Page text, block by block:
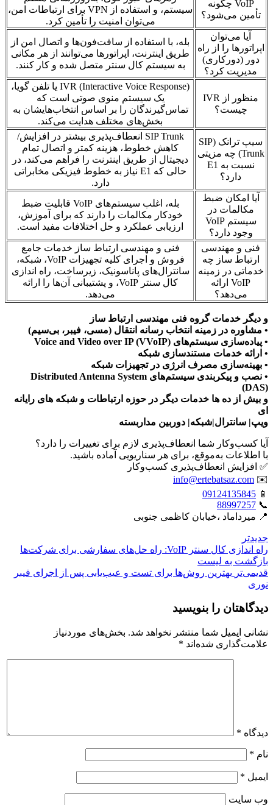
VoIP چگونه
تأمین می‌شود؟
سیستم، و استفاده از VPN برای ارتباطات امن،
می‌توان امنیت را تأمین کرد.
آیا می‌توان
اپراتورها را از راه
دور (دورکاری)
مدیریت کرد؟
بله، با استفاده از سافت‌فون‌ها و اتصال امن از
طریق اینترنت، اپراتورها می‌توانند از هر مکانی
به سیستم کال سنتر متصل شده و کار کنند.
منظور از IVR
چیست؟
IVR (Interactive Voice Response) یا تلفن گویا،
یک سیستم منوی صوتی است که
تماس‌گیرندگان را بر اساس انتخاب‌هایشان به
بخش‌های مختلف هدایت می‌کند.
سیپ ترانک (SIP
Trunk) چه مزیتی
نسبت به E1
دارد؟
SIP Trunk انعطاف‌پذیری بیشتر در افزایش/
کاهش خطوط، هزینه کمتر و اتصال تمام
دیجیتال از طریق اینترنت را فراهم می‌کند، در
حالی که E1 نیاز به خطوط فیزیکی مخابراتی
دارد.
آیا امکان ضبط
مکالمات در
سیستم VoIP
وجود دارد؟
بله، اغلب سیستم‌های VoIP قابلیت ضبط
خودکار مکالمات را دارند که برای آموزش،
ارزیابی عملکرد و حل اختلافات مفید است.
فنی و مهندسی
ارتباط ساز چه
خدماتی در زمینه
VoIP ارائه
می‌دهد؟
فنی و مهندسی ارتباط ساز خدمات جامع
فروش و اجرای کلیه تجهیزات VoIP، شبکه،
سانترال‌های پاناسونیک، زیرساخت، راه اندازی
کال سنتر VoIP، و پشتیبانی آن‌ها را ارائه
می‌دهد.
و دیگر خدمات گروه فنی مهندسی ارتباط ساز
• مشاوره در زمینه انتخاب رسانه انتقال (مسی، فیبر، بی‌سیم)
• پیاده‌سازی سیستم‌های Voice and Video over IP (VVoIP)
• ارائه خدمات مستندسازی شبکه
• بهینه‌سازی مصرف انرژی در تجهیزات شبکه
• نصب و پیکربندی سیستم‌های Distributed Antenna System
(DAS)
و بیش از ده ها خدمات دیگر در حوزه ارتباطات و شبکه های رایانه
ای
ویپ| سانترال|شبکه| دوربین مداربسته
آیا کسب‌وکار شما انعطاف‌پذیری لازم برای تغییرات را دارد؟
با اطلاعات به‌موقع، برای هر سناریویی آماده باشید.
✅ افزایش انعطاف‌پذیری کسب‌وکار
✉️
info@ertebatsaz.com
📱
09124135845
📞
88997257
📍 میرداماد ،خیابان کاظمی جنوبی
جدیدتر
راه اندازی کال سنتر VoIP: راه حل‌های سفارشی برای شرکت‌ها
بازگشت بە لیست
قدیمی‌تر بهترین روش‌ها برای تست و عیب‌یابی پس از اجرای فیبر
نوری
دیدگاهتان را بنویسید
نشانی ایمیل شما منتشر نخواهد شد. بخش‌های موردنیاز
علامت‌گذاری شده‌اند *
دیدگاه *
نام *
ایمیل *
وب‌ سایت